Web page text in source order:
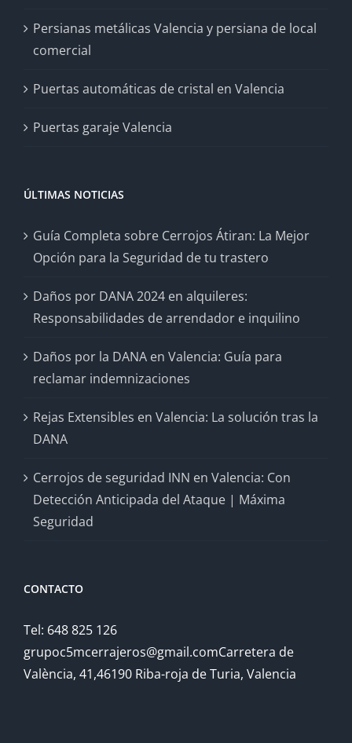
Persianas metálicas Valencia y persiana de local
comercial
Puertas automáticas de cristal en Valencia
Puertas garaje Valencia
ÚLTIMAS NOTICIAS
Guía Completa sobre Cerrojos Átiran: La Mejor
Opción para la Seguridad de tu trastero
Daños por DANA 2024 en alquileres:
Responsabilidades de arrendador e inquilino
Daños por la DANA en Valencia: Guía para
reclamar indemnizaciones
Rejas Extensibles en Valencia: La solución tras la
DANA
Cerrojos de seguridad INN en Valencia: Con
Detección Anticipada del Ataque | Máxima
Seguridad
CONTACTO
Tel: 648 825 126
grupoc5mcerrajeros@gmail.comCarretera de
València, 41,46190 Riba-roja de Turia, Valencia